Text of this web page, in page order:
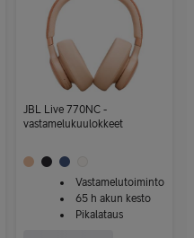
JBL Live 770NC -
vastamelukuulokkeet
Vastamelutoiminto
65 h akun kesto
Pikalataus